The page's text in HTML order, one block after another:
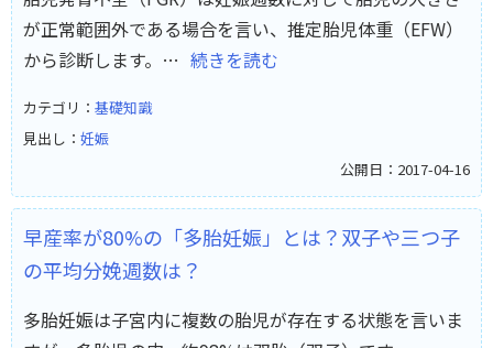
が正常範囲外である場合を言い、推定胎児体重（EFW）
から診断します。… 続きを読む
カテゴリ： 基礎知識
見出し： 妊娠
公開日：2017-04-16
早産率が80%の「多胎妊娠」とは？双子や三つ子
の平均分娩週数は？
多胎妊娠は子宮内に複数の胎児が存在する状態を言いま